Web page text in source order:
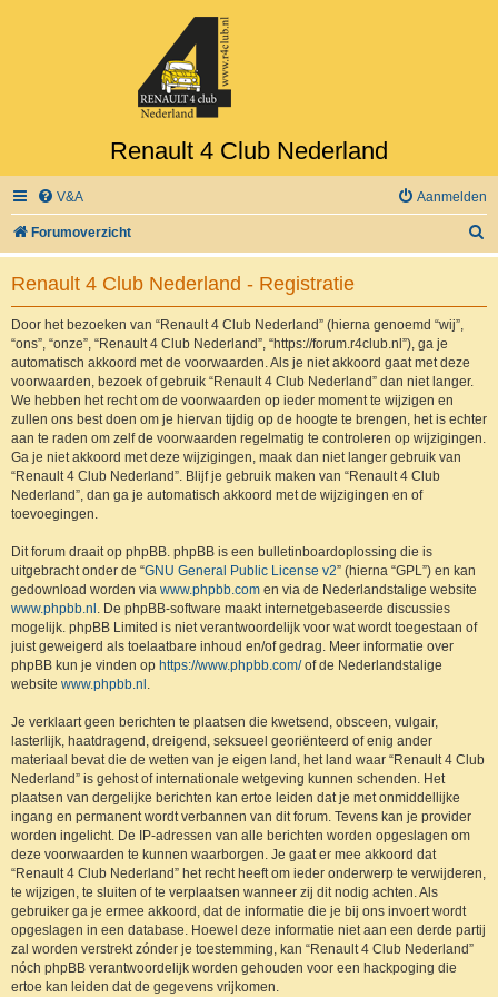
Renault 4 Club Nederland
V&A Aanmelden
Forumoverzicht
o
Renault 4 Club Nederland - Registratie
Door het bezoeken van “Renault 4 Club Nederland” (hierna genoemd “wij”,
“ons”, “onze”, “Renault 4 Club Nederland”, “https://forum.r4club.nl”), ga je
automatisch akkoord met de voorwaarden. Als je niet akkoord gaat met deze
voorwaarden, bezoek of gebruik “Renault 4 Club Nederland” dan niet langer.
We hebben het recht om de voorwaarden op ieder moment te wijzigen en
zullen ons best doen om je hiervan tijdig op de hoogte te brengen, het is echter
aan te raden om zelf de voorwaarden regelmatig te controleren op wijzigingen.
Ga je niet akkoord met deze wijzigingen, maak dan niet langer gebruik van
“Renault 4 Club Nederland”. Blijf je gebruik maken van “Renault 4 Club
Nederland”, dan ga je automatisch akkoord met de wijzigingen en of
toevoegingen.
Dit forum draait op phpBB. phpBB is een bulletinboardoplossing die is
uitgebracht onder de “GNU General Public License v2” (hierna “GPL”) en kan
gedownload worden via www.phpbb.com en via de Nederlandstalige website
www.phpbb.nl . De phpBB-software maakt internetgebaseerde discussies
mogelijk. phpBB Limited is niet verantwoordelijk voor wat wordt toegestaan of
juist geweigerd als toelaatbare inhoud en/of gedrag. Meer informatie over
phpBB kun je vinden op https://www.phpbb.com/of de Nederlandstalige
website www.phpbb.nl .
Je verklaart geen berichten te plaatsen die kwetsend, obsceen, vulgair,
lasterlijk, haatdragend, dreigend, seksueel georiënteerd of enig ander
materiaal bevat die de wetten van je eigen land, het land waar “Renault 4 Club
Nederland” is gehost of internationale wetgeving kunnen schenden. Het
plaatsen van dergelijke berichten kan ertoe leiden dat je met onmiddellijke
ingang en permanent wordt verbannen van dit forum. Tevens kan je provider
worden ingelicht. De IP-adressen van alle berichten worden opgeslagen om
deze voorwaarden te kunnen waarborgen. Je gaat er mee akkoord dat
“Renault 4 Club Nederland” het recht heeft om ieder onderwerp te verwijderen,
te wijzigen, te sluiten of te verplaatsen wanneer zij dit nodig achten. Als
gebruiker ga je ermee akkoord, dat de informatie die je bij ons invoert wordt
opgeslagen in een database. Hoewel deze informatie niet aan een derde partij
zal worden verstrekt zónder je toestemming, kan “Renault 4 Club Nederland”
nóch phpBB verantwoordelijk worden gehouden voor een hackpoging die
ertoe kan leiden dat de gegevens vrijkomen.